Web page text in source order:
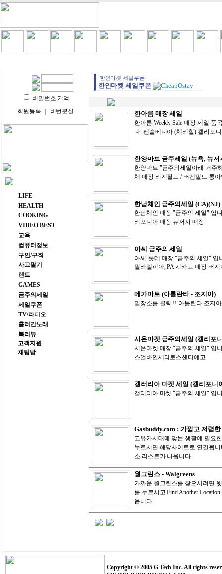
비밀번호 기억
회원등록
비번분실
주요 메뉴
LIFE
HEALTH
COOKING
VIDEO BEST
교육
컴퓨터정보
구인/구직
사고팔기
렌트
GAMES
금주의세일
세일쿠폰
TV/라디오
흘러간노래
북리뷰
고객지원
채팅방
한인마켓 세일쿠폰
한인마켓 세일쿠폰
한아름 매장 세일
한아름 Weekly Sale 매장 세일
다. 펜슬베니아 (체리힐) 캘리포
한양마트 금주세일 (뉴욕, 뉴저
한양마트 "금주의세일아래 거주
체 매장 리지필드 / 버겐필드 롱
한남체인 금주의세일 (CA)(NJ)
한남체인 매장 "금주의 세일" 입
리포니아 매장 뉴저지 매장
아씨 금주의 세일
아씨-롯데 매장 "금주의 세일" 입
필라델피아, PA 시카고 매장 버
메가마트 (아틀란타 - 조지아)
밑장소를 클릭 !! 아틀란타 조지아
시온마켓 금주의세일 (캘리포
시온마켓 매장 "금주의 세일" 입
스얼바인세리토스샌디에고
갤러리아 마켓 세일 (캘리포니
갤러리아 마켓 "금주의 세일" 입
Gasbuddy.com : 가깝고 저렴
고유가시대에 맞는 생활에 필요
누르시면 해당사이트로 연결됩
소 리스트가 나옵니다.
월그린스 - Walgreens
가까운 월그린스를 찾으시려면
를 누르시고 Find Another
옵니다.
Copyright © 2005 G Tech Inc. All rights